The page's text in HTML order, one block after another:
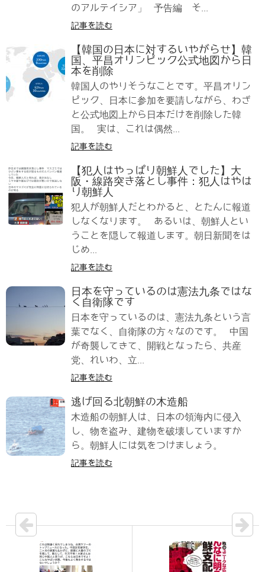
のアルテイシア」 予告編 そ...
記事を読む
【韓国の日本に対するいやがらせ】韓
国、平昌オリンピック公式地図から日
本を削除
韓国人のやりそうなことです。平昌オリン
ピック、日本に参加を要請しながら、わざ
と公式地図上から日本だけを削除した韓
国。 実は、これは偶然...
記事を読む
【犯人はやっぱり朝鮮人でした】大
阪・線路突き落とし事件：犯人はやは
り朝鮮人
犯人が朝鮮人だとわかると、とたんに報道
しなくなります。 あるいは、朝鮮人とい
うことを隠して報道します。朝日新聞をは
じめ...
記事を読む
日本を守っているのは憲法九条ではな
く自衛隊です
日本を守っているのは、憲法九条という言
葉でなく、自衛隊の方々なのです。 中国
が奇襲してきて、開戦となったら、共産
党、れいわ、立...
記事を読む
逃げ回る北朝鮮の木造船
木造船の朝鮮人は、日本の領海内に侵入
し、物を盗み、建物を破壊していますか
ら。朝鮮人には気をつけましょう。
記事を読む